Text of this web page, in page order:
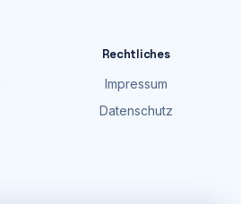
Rechtliches
Impressum
Datenschutz